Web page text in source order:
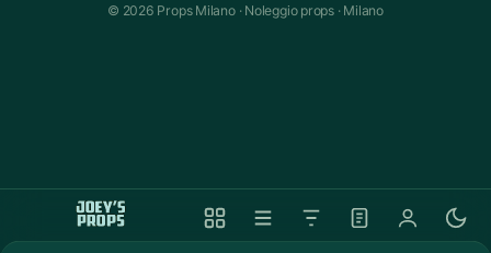
© 2026 Props Milano · Noleggio props · Milano